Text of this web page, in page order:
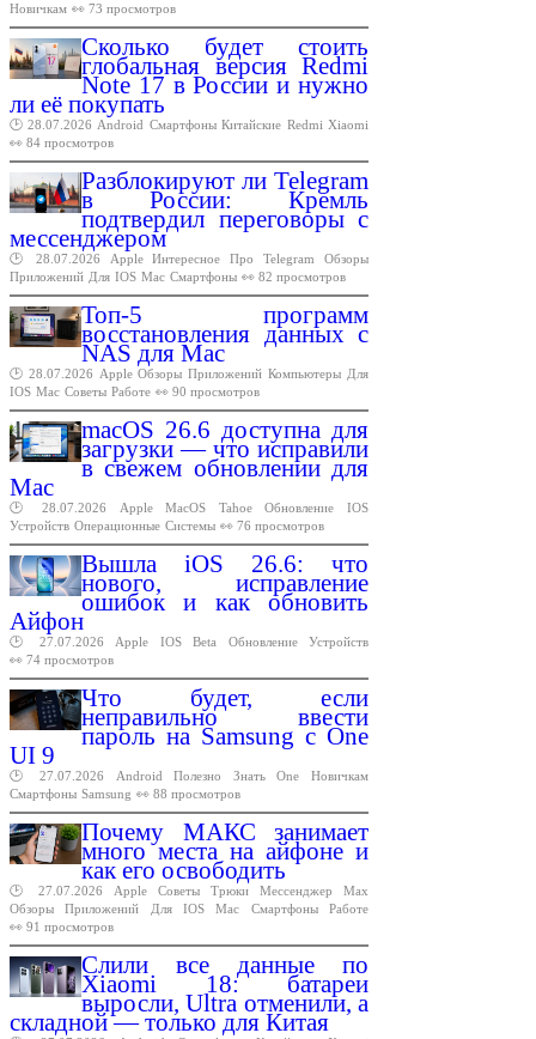
Новичкам 👀 73 просмотров
Сколько будет стоить
глобальная версия Redmi
Note 17 в России и нужно
ли её покупать
🕑 28.07.2026 Android Смартфоны Китайские Redmi Xiaomi
👀 84 просмотров
Разблокируют ли Telegram
в России: Кремль
подтвердил переговоры с
мессенджером
🕑 28.07.2026 Apple Интересное Про Telegram
Обзоры
Приложений Для IOS Mac Смартфоны 👀 82 просмотров
Топ-5 программ
восстановления данных с
NAS для Mac
🕑 28.07.2026 Apple Обзоры Приложений Компьютеры Для
IOS Mac Советы Работе 👀 90 просмотров
macOS 26.6 доступна для
загрузки — что исправили
в свежем обновлении для
Mac
🕑 28.07.2026 Apple MacOS Tahoe Обновление
IOS
Устройств Операционные Системы 👀 76 просмотров
Вышла iOS 26.6: что
нового, исправление
ошибок и как обновить
Айфон
🕑 27.07.2026 Apple IOS Beta Обновление
Устройств
👀 74 просмотров
Что будет, если
неправильно ввести
пароль на Samsung с One
UI 9
🕑 27.07.2026 Android Полезно Знать One
Новичкам
Смартфоны Samsung 👀 88 просмотров
Почему МАКС занимает
много места на айфоне и
как его освободить
🕑 27.07.2026 Apple Советы Трюки Мессенджер
Max
Обзоры
Приложений Для IOS Mac Смартфоны
Работе
👀 91 просмотров
Слили все данные по
Xiaomi 18: батареи
выросли, Ultra отменили, а
складной — только для Китая